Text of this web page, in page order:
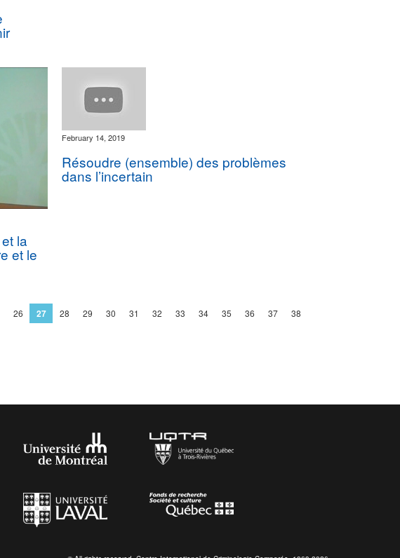
la
et le
February 14, 2019
Résoudre (ensemble) des problèmes
dans l’incertain
26 27 28 29 30 31 32 33 34 35 36 37
38